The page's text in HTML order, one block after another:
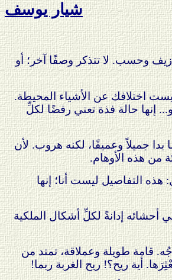
شيار يوسف
زيف وحسب. لا تتذكر وصفًا آخر؛ أو
اختلافك عن الأشياء المحيطة.
إنها حالة فذة تعني رفضًا لكلِّ
جميلاً وعميقًا، لكنه هروب. لأن
من هذه الأوهام.
التفاصيل ليست أنا؛ إنها
إدانةً لكلِّ أشكال الملكية
قامة طويلة وعملاقة، تمتد من
أية ريح؟! ريح الغربة ربما!